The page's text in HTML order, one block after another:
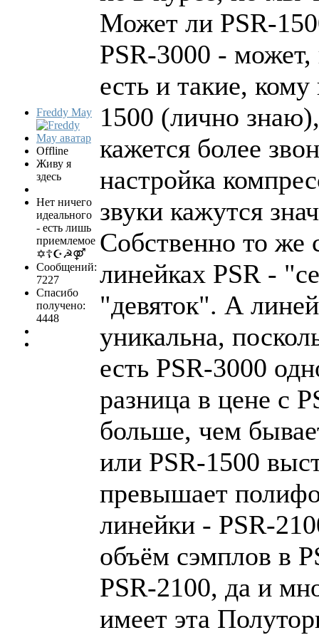
Freddy May
Offline
Живу я
здесь
Нет ничего
идеального
- есть лишь
приемлемое
✡☦☪☭⚤
Сообщений:
7227
Спасибо
получено:
4448
Может ли PSR-
PSR-3000 - может,
есть и такие,
1500 (лично
кажется более
настройка
звуки кажутся
Собственно то же
линейках PSR -
"девяток". А
уникальна,
есть PSR-3000
разница в цене с
больше, чем
или PSR-1500
превышает
линейки - PSR-
объём сэмплов в
PSR-2100, да и
имеет эта